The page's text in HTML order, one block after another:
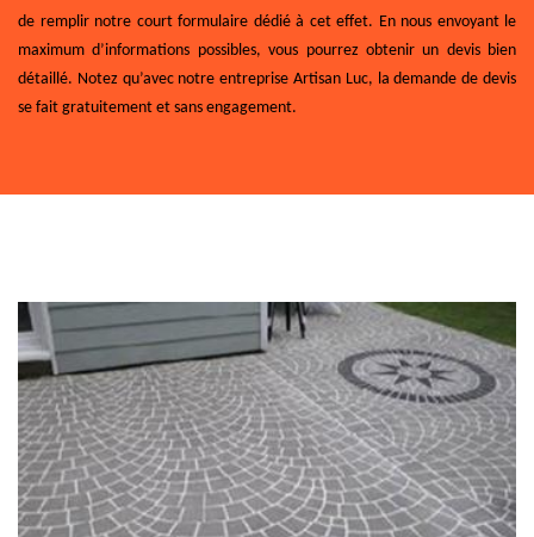
de remplir notre court formulaire dédié à cet effet. En nous envoyant le
maximum d’informations possibles, vous pourrez obtenir un devis bien
détaillé. Notez qu’avec notre entreprise Artisan Luc, la demande de devis
se fait gratuitement et sans engagement.